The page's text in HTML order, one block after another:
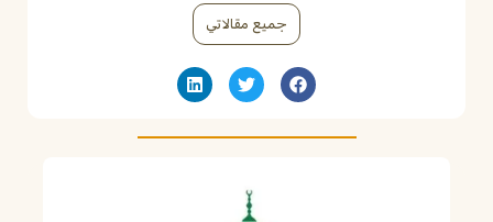
جميع مقالاتي